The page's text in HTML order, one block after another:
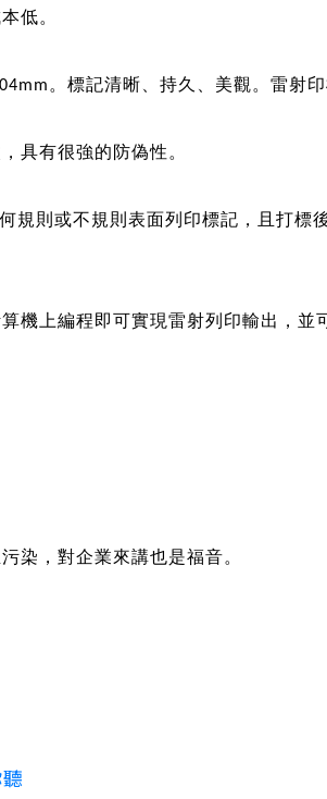
低。
。標記清晰、持久、美觀。雷
具有很強的防偽性。
規則或不規則表面列印標記，且打
機上編程即可實現雷射列印輸出，
染，對企業來講也是福音。